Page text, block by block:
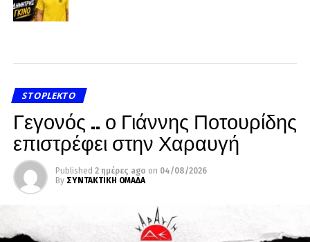
STOPLEKTO
Γεγονός .. ο Γιάννης Ποτουρίδης
επιστρέφει στην Χαραυγή
Published 2 ημέρες ago on 04/08/2026
By ΣΥΝΤΑΚΤΙΚΗ ΟΜΑΔΑ